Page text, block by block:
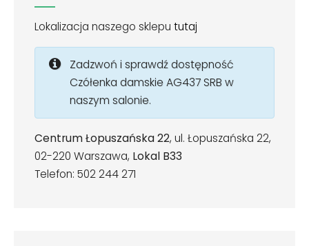
Lokalizacja naszego sklepu tutaj
Zadzwoń i sprawdź dostępność
Czółenka damskie AG437 SRB w
naszym salonie.
Centrum Łopuszańska 22, ul. Łopuszańska 22,
02-220 Warszawa, Lokal B33
Telefon: 502 244 271